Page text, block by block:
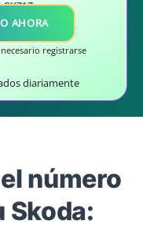
SKZ1Z..
AHORA
registrarse
diariamente
número
Skoda: